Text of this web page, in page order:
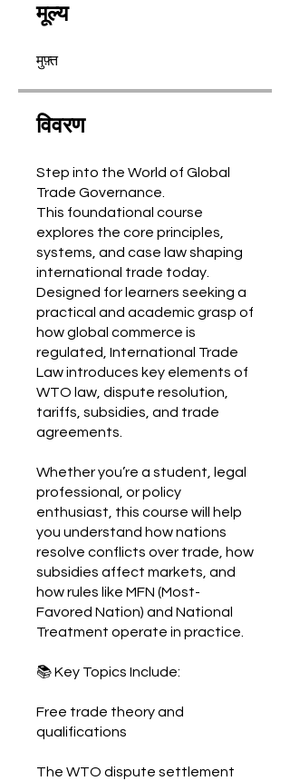
मूल्य
मुफ़्त
विवरण
Step into the World of Global
Trade Governance.
This foundational course
explores the core principles,
systems, and case law shaping
international trade today.
Designed for learners seeking a
practical and academic grasp of
how global commerce is
regulated, International Trade
Law introduces key elements of
WTO law, dispute resolution,
tariffs, subsidies, and trade
agreements.
Whether you’re a student, legal
professional, or policy
enthusiast, this course will help
you understand how nations
resolve conflicts over trade, how
subsidies affect markets, and
how rules like MFN (Most-
Favored Nation) and National
Treatment operate in practice.
📚 Key Topics Include:
Free trade theory and
qualifications
The WTO dispute settlement